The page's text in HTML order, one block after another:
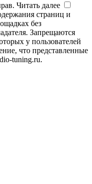
Читать далее
страниц и
без
Запрещаются
у пользователей
что представленные
tuning.ru.